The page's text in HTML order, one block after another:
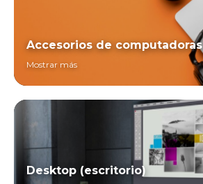
Accesorios de computadoras
Mostrar más
Desktop (escritorio)